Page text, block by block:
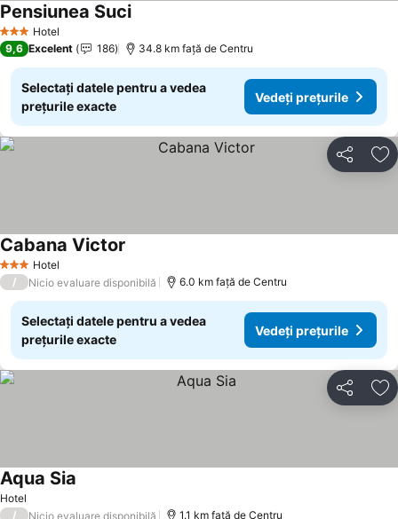
3 SteleHotel
Pensiunea SuciVedeți prețurile
9,6 Excelent 186 34.8 km faţă de Centru
Selectați datele pentru a vedea
prețurile exacte
Vedeți prețurile
Distribuiți
3 SteleHotel
Cabana Victor
/ Nicio evaluare disponibilă 6.0 km faţă de Centru
Selectați datele pentru a vedea
prețurile exacte
Vedeți prețurile
Distribuiți
Hotel
Aqua Sia
/ Nicio evaluare disponibilă 1.1 km faţă de Centru